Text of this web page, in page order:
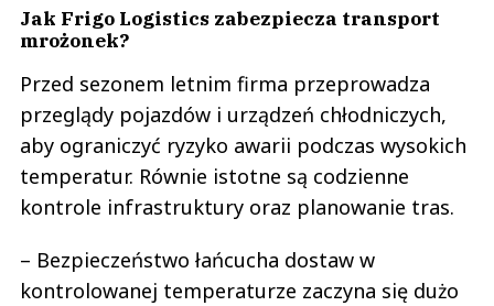
Jak Frigo Logistics zabezpiecza transport
mrożonek?
Przed sezonem letnim firma przeprowadza
przeglądy pojazdów i urządzeń chłodniczych,
aby ograniczyć ryzyko awarii podczas wysokich
temperatur. Równie istotne są codzienne
kontrole infrastruktury oraz planowanie tras.
– Bezpieczeństwo łańcucha dostaw w
kontrolowanej temperaturze zaczyna się dużo